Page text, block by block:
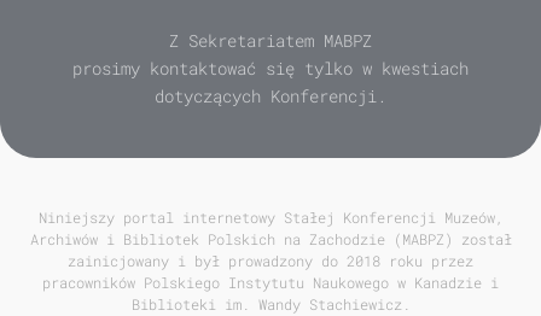
Z Sekretariatem MABPZ
prosimy kontaktować się tylko w kwestiach
dotyczących Konferencji.
Niniejszy portal internetowy Stałej Konferencji Muzeów,
Archiwów i Bibliotek Polskich na Zachodzie (MABPZ) został
zainicjowany i był prowadzony do 2018 roku przez
pracowników Polskiego Instytutu Naukowego w Kanadzie i
Biblioteki im. Wandy Stachiewicz.